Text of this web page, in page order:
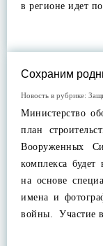
в регионе идет
Сохраним
Новость в рубрике:
Министерство
план
Вооруженных
комплекса будет
на основе
имена и
войны. Участие